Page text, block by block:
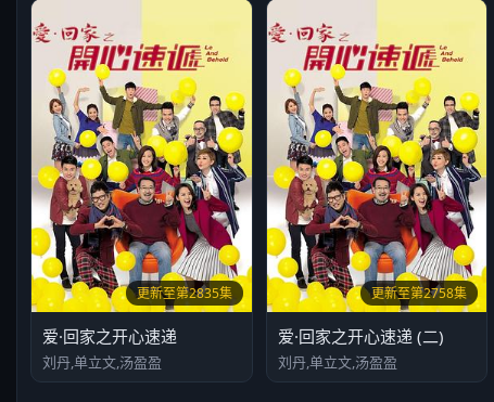
更新至第2835集
爱·回家之开心速递
刘丹,单立文,汤盈盈
更新至第2758集
爱·回家之开心速递 (二)
刘丹,单立文,汤盈盈